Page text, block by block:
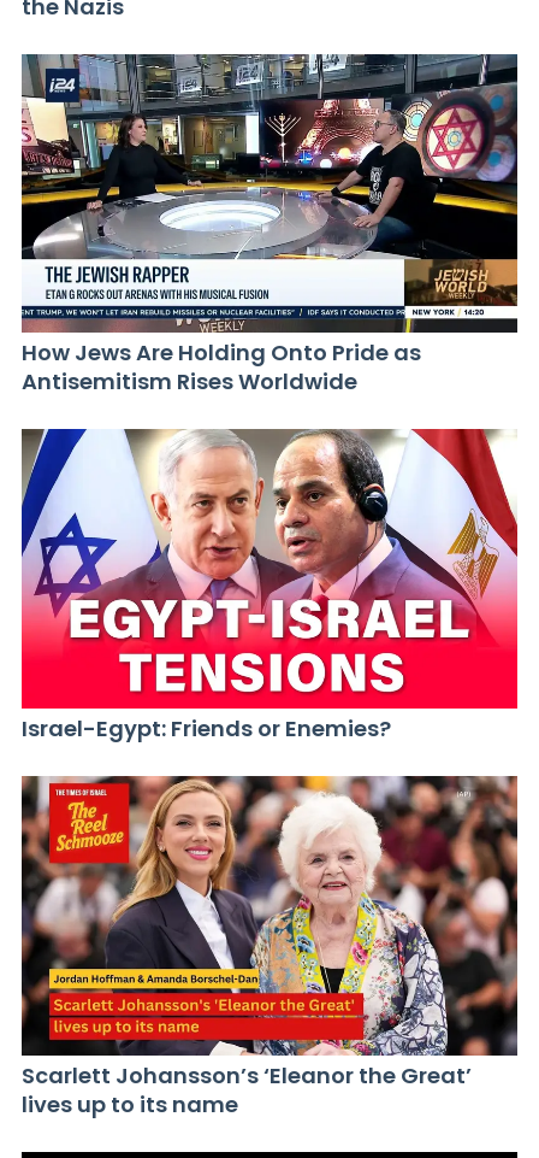
the Nazis
How Jews Are Holding Onto Pride as
Antisemitism Rises Worldwide
Israel-Egypt: Friends or Enemies?
Scarlett Johansson’s ‘Eleanor the Great’
lives up to its name